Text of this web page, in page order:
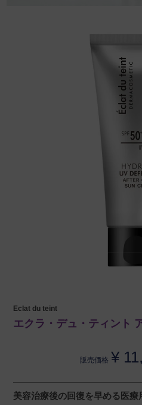
Eclat du teint
エクラ・デュ・ティント
販売価格 ¥
美容治療後の回復を早める医